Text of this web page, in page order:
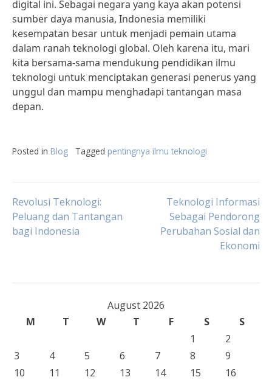
digital ini. Sebagai negara yang kaya akan potensi
sumber daya manusia, Indonesia memiliki
kesempatan besar untuk menjadi pemain utama
dalam ranah teknologi global. Oleh karena itu, mari
kita bersama-sama mendukung pendidikan ilmu
teknologi untuk menciptakan generasi penerus yang
unggul dan mampu menghadapi tantangan masa
depan.
Posted in Blog Tagged pentingnya ilmu teknologi
Post
navigation
Revolusi Teknologi:
Peluang dan Tantangan
bagi Indonesia
Teknologi Informasi
Sebagai Pendorong
Perubahan Sosial dan
Ekonomi
August 2026
M
T W T F S
S
1
2
3
4 5 6 7 8
9
10
11 12 13 14 15
16